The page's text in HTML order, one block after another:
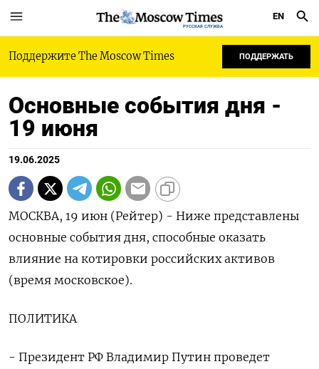
РУССКАЯ СЛУЖБА
EN
Поддержите The Moscow Times ПОДДЕРЖАТЬ
Основные события дня -
19 июня
19.06.2025
МОСКВА, 19 июн (Рейтер) - Ниже представлены
основные события дня, способные оказать
влияние на котировки российских активов
(время московское).
ПОЛИТИКА
- Президент РФ Владимир Путин проведет